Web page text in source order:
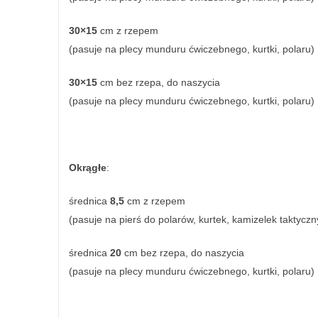
30×15 cm z rzepem
(pasuje na plecy munduru ćwiczebnego, kurtki, polaru)
30×15 cm bez rzepa, do naszycia
(pasuje na plecy munduru ćwiczebnego, kurtki, polaru)
Okrągłe:
średnica 8,5 cm z rzepem
(pasuje na pierś do polarów, kurtek, kamizelek
średnica 20 cm bez rzepa, do naszycia
(pasuje na plecy munduru ćwiczebnego, kurtki, polaru)